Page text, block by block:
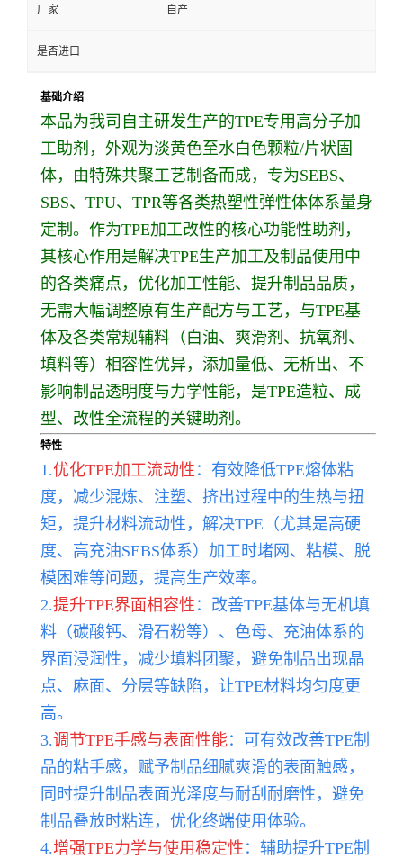
厂家 自产
是否进口
基础介绍
本品为我司自主研发生产的TPE专用高分子加
工助剂，外观为淡黄色至水白色颗粒/片状固
体，由特殊共聚工艺制备而成，专为SEBS、
SBS、TPU、TPR等各类热塑性弹性体体系量身
定制。作为TPE加工改性的核心功能性助剂，
其核心作用是解决TPE生产加工及制品使用中
的各类痛点，优化加工性能、提升制品品质，
无需大幅调整原有生产配方与工艺，与TPE基
体及各类常规辅料（白油、爽滑剂、抗氧剂、
填料等）相容性优异，添加量低、无析出、不
影响制品透明度与力学性能，是TPE造粒、成
型、改性全流程的关键助剂。
特性
1.优化TPE加工流动性 ：有效降低TPE熔体粘
度，减少混炼、注塑、挤出过程中的生热与扭
矩，提升材料流动性，解决TPE（尤其是高硬
度、高充油SEBS体系）加工时堵网、粘模、脱
模困难等问题，提高生产效率。
2.提升TPE界面相容性 ：改善TPE基体与无机填
料（碳酸钙、滑石粉等）、色母、充油体系的
界面浸润性，减少填料团聚，避免制品出现晶
点、麻面、分层等缺陷，让TPE材料均匀度更
高。
3.调节TPE手感与表面性能：可有效改善TPE制
品的粘手感，赋予制品细腻爽滑的表面触感，
同时提升制品表面光泽度与耐刮耐磨性，避免
制品叠放时粘连，优化终端使用体验。
4.增强TPE力学与使用稳定性 ：辅助提升TPE制